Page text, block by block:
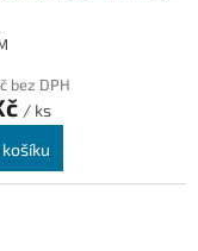
bez DPH
/ ks
košíku